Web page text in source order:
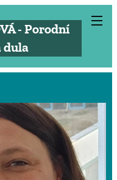
- Porodní
dula